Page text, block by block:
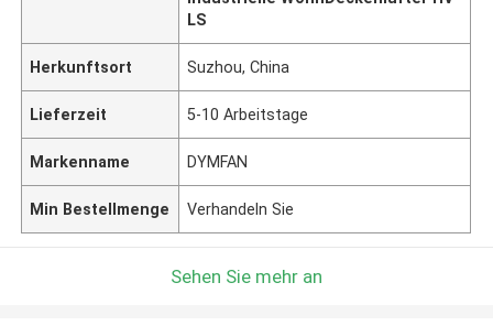
LS
Herkunftsort Suzhou, China
Lieferzeit 5-10 Arbeitstage
Markenname DYMFAN
Min Bestellmenge Verhandeln Sie
Sehen Sie mehr an